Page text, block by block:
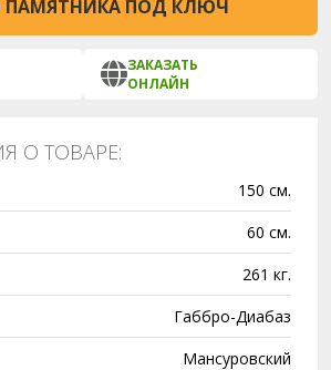
ПАМЯТНИКА ПОД КЛЮЧ
ЗАКАЗАТЬ
ОНЛАЙН
О ТОВАРЕ:
150 см.
60 см.
261 кг.
Габбро-Диабаз
Мансуровский